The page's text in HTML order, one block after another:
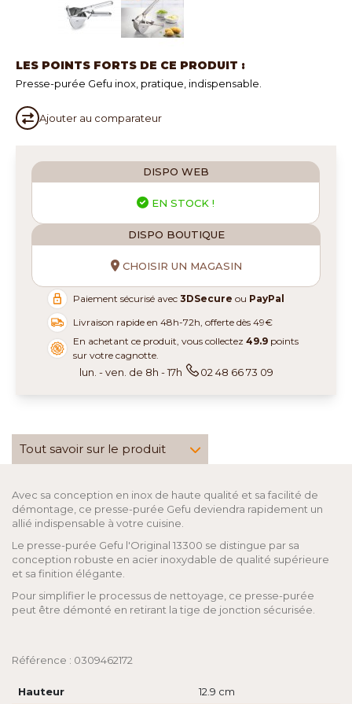
LES POINTS FORTS DE CE PRODUIT :
Presse-purée Gefu inox, pratique, indispensable.
Ajouter au comparateur
DISPO WEB
EN STOCK !
DISPO BOUTIQUE
CHOISIR UN MAGASIN
Paiement sécurisé avec3DSecure ou PayPal
Livraison rapide en 48h-72h, offerte dès 49€
En achetant ce produit, vous collectez49.9 points
sur votre cagnotte.
lun. - ven. de 8h - 17h 02 48 66 73 09
Tout savoir sur le produit
Avec sa conception en inox de haute qualité et sa facilité de
démontage, ce presse-purée Gefu deviendra rapidement un
allié indispensable à votre cuisine.
Le presse-purée Gefu l'Original 13300 se distingue par sa
conception robuste en acier inoxydable de qualité supérieure
et sa finition élégante.
Pour simplifier le processus de nettoyage, ce presse-purée
peut être démonté en retirant la tige de jonction sécurisée.
Référence : 0309462172
Hauteur 12.9 cm